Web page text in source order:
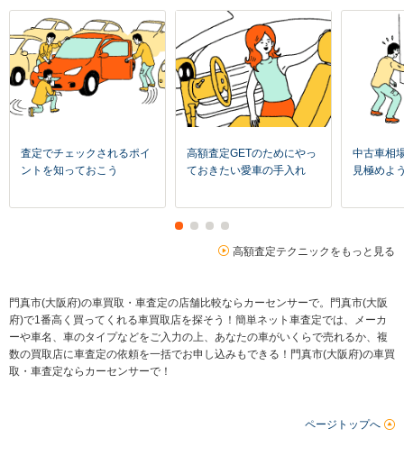
査定でチェックされるポイ
ントを知っておこう
高額査定GETのためにやっ
ておきたい愛車の手入れ
中古車相
見極めよ
高額査定テクニックをもっと見る
門真市(大阪府)の車買取・車査定の店舗比較ならカーセンサーで。門真市(大阪
府)で1番高く買ってくれる車買取店を探そう！簡単ネット車査定では、メーカ
ーや車名、車のタイプなどをご入力の上、あなたの車がいくらで売れるか、複
数の買取店に車査定の依頼を一括でお申し込みもできる！門真市(大阪府)の車買
取・車査定ならカーセンサーで！
ページトップへ